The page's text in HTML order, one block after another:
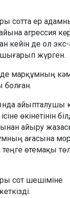
сотта ер
агрессия
кейін де ол экс-
жүрген.
марқұмның
болған.
айыпталушы
өкінетінін
айыру
ағасына
өтемақы
сот шешіміне